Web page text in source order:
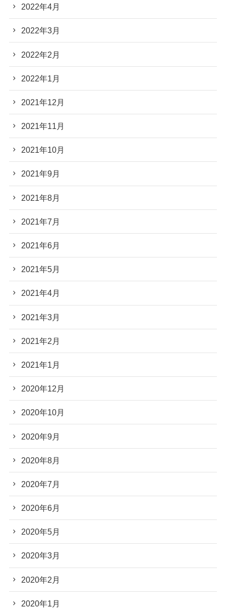
2022年4月
2022年3月
2022年2月
2022年1月
2021年12月
2021年11月
2021年10月
2021年9月
2021年8月
2021年7月
2021年6月
2021年5月
2021年4月
2021年3月
2021年2月
2021年1月
2020年12月
2020年10月
2020年9月
2020年8月
2020年7月
2020年6月
2020年5月
2020年3月
2020年2月
2020年1月